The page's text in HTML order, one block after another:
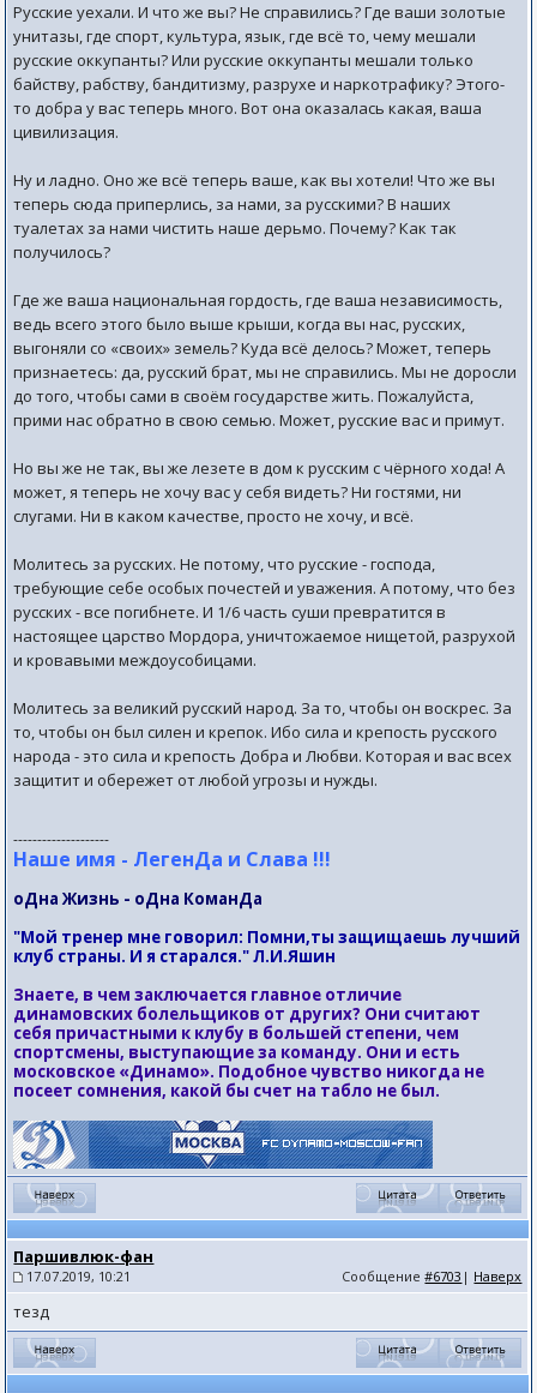
Русские уехали. И что же вы? Не справились? Где ваши золотые
унитазы, где спорт, культура, язык, где всё то, чему мешали
русские оккупанты? Или русские оккупанты мешали только
байству, рабству, бандитизму, разрухе и наркотрафику? Этого-
то добра у вас теперь много. Вот она оказалась какая, ваша
цивилизация.
Ну и ладно. Оно же всё теперь ваше, как вы хотели! Что же вы
теперь сюда приперлись, за нами, за русскими? В наших
туалетах за нами чистить наше дерьмо. Почему? Как так
получилось?
Где же ваша национальная гордость, где ваша независимость,
ведь всего этого было выше крыши, когда вы нас, русских,
выгоняли со «своих» земель? Куда всё делось? Может, теперь
признаетесь: да, русский брат, мы не справились. Мы не доросли
до того, чтобы сами в своём государстве жить. Пожалуйста,
прими нас обратно в свою семью. Может, русские вас и примут.
Но вы же не так, вы же лезете в дом к русским с чёрного хода! А
может, я теперь не хочу вас у себя видеть? Ни гостями, ни
слугами. Ни в каком качестве, просто не хочу, и всё.
Молитесь за русских. Не потому, что русские - господа,
требующие себе особых почестей и уважения. А потому, что без
русских - все погибнете. И 1/6 часть суши превратится в
настоящее царство Мордора, уничтожаемое нищетой, разрухой
и кровавыми междоусобицами.
Молитесь за великий русский народ. За то, чтобы он воскрес. За
то, чтобы он был силен и крепок. Ибо сила и крепость русского
народа - это сила и крепость Добра и Любви. Которая и вас всех
защитит и обережет от любой угрозы и нужды.
--------------------
Наше имя - ЛегенДа и Слава !!!
оДна Жизнь - оДна КоманДа
"Мой тренер мне говорил: Помни,ты защищаешь лучший
клуб страны. И я старался." Л.И.Яшин
Знаете, в чем заключается главное отличие
динамовских болельщиков от других? Они считают
себя причастными к клубу в большей степени, чем
спортсмены, выступающие за команду. Они и есть
московское «Динамо». Подобное чувство никогда не
посеет сомнения, какой бы счет на табло не был.
Паршивлюк-фан
17.07.2019, 10:21 Сообщение#6703 | Наверх
тезд